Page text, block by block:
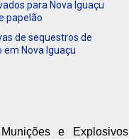
para Nova Iguaçu
papelão
de sequestros de
Nova Iguaçu
e Explosivos